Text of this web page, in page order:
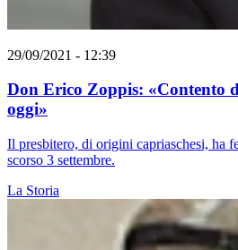
29/09/2021 - 12:39
Don Erico Zoppis: «Contento
oggi»
Il presbitero, di origini capriaschesi, ha
scorso 3 settembre.
La Storia